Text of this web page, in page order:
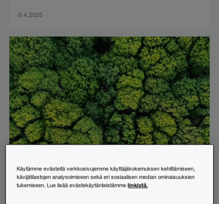
9.4.2025
Euroopan komissio hyväksyi
verohyvityksen suurille puhtaan
Käytämme evästeitä verkkosivujemme käyttäjäkokemuksen kehittämiseen,
kävijätilastojen analysoimiseen sekä eri sosiaalisen median ominaisuuksien
tukemiseen. Lue lisää evästekäytänteistämmelinkistä.